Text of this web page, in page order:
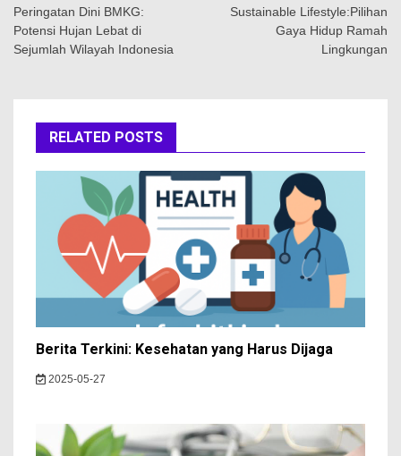
pos
Peringatan Dini BMKG:
Potensi Hujan Lebat di
Sejumlah Wilayah Indonesia
Sustainable Lifestyle:Pilihan
Gaya Hidup Ramah
Lingkungan
RELATED POSTS
Berita Terkini: Kesehatan yang Harus Dijaga
2025-05-27